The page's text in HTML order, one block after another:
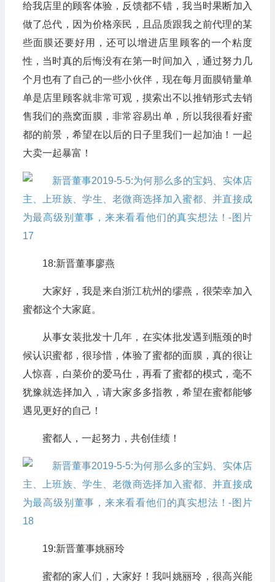
给我店里的顾客体验，反馈都不错，我当时果断加入
做了总代，因为价格亲民，且品质跟我之前代理的某
些面膜还要好用，还可以增进店里顾客的一个粘度
性，当时真的后悔没有在第一时间加入，通过努力几
个月也有了自己的一些小伙伴，现在每月面膜销量单
单是店里顾客就非常可观，摸索出不以推销形式去销
售我们的燕窝面膜，非常容易出单，所以我很看好蜜
都的前景，希望在以后的日子里我们一起加油！一起
大卖一起暴富！
18:新晋董事廖燕
大家好，我是来自浙江杭州的缪燕，很荣幸加入
蜜都这个大家庭。
从事女装批发十几年，在实体批发遇到瓶颈的时
候认识蜜都，很珍惜，体验了蜜都的面膜，真的很让
人惊喜，白菜价的爱马仕，再看了蜜都的模式，毫不
犹豫就选择加入，请大家多多指教，希望在蜜都能够
遇见更好的自己！
蜜都人，一起努力，共创佳绩！
19:新晋董事姚丽玲
蜜都的家人们，大家好！我叫姚丽玲，很高兴能